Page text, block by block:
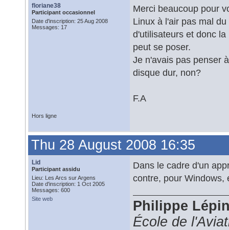
floriane38
Participant occasionnel
Date d'inscription: 25 Aug 2008
Messages: 17
Merci beaucoup pour
Linux à l'air pas mal
d'utilisateurs et donc
peut se poser.
Je n'avais pas penser
disque dur, non?
F.A
Hors ligne
Thu 28 August 2008 16:35
Lid
Participant assidu
Lieu: Les Arcs sur Argens
Date d'inscription: 1 Oct 2005
Messages: 600
Site web
Dans le cadre d'un
contre, pour Windows,
Philippe
École de